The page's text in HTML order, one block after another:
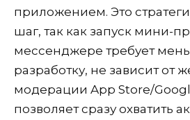
приложением. Это
шаг, так как запуск мини-
мессенджере требует
разработку, не зависит от
модерации App Store/
позволяет сразу охватить